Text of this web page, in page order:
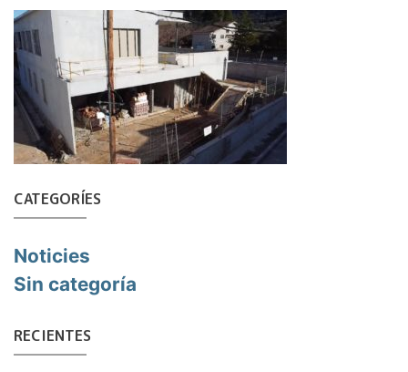
CATEGORÍES
Noticies
Sin categoría
RECIENTES